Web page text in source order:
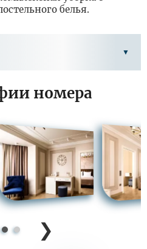
белья.
13.07.2026 - 24.08.2026
основного
места
места
Одноместное
размещение
9 500 8 600 15 200
25.08.2026 - 06.09.2026
основного
места
номера
❯